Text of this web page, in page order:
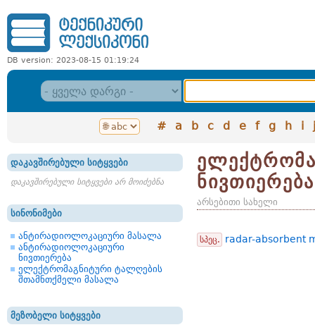
DB version: 2023-08-15 01:19:24
# a b c d e f g h i j
დაკავშირებული სიტყვები
დაკავშირებული სიტყვები არ მოიძებნა
სინონიმები
ანტირადიოლოკაციური მასალა
ანტირადიოლოკაციური
ნივთიერება
ელექტრომაგნიტური ტალღების
შთამნთქმელი მასალა
მეზობელი სიტყვები
ნივთიერება
არსებითი სახელი
სპეც. radar-absorbent